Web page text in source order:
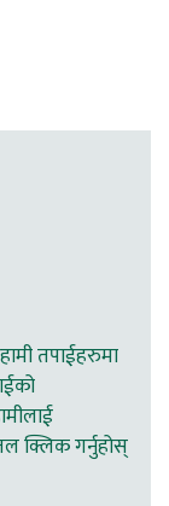
तपाईहरुमा
क्लिक गर्नुहोस्